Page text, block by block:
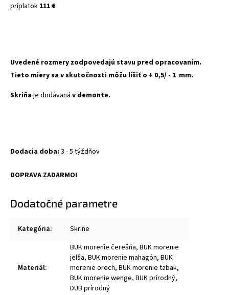
príplatok 111 €.
Uvedené rozmery zodpovedajú stavu pred opracovaním.
Tieto miery sa v skutočnosti môžu líšiť o + 0,5/ - 1 mm.
Skriňaje dodávaná v demonte.
Dodacia doba: 3 - 5 týždňov
DOPRAVA ZADARMO!
Dodatočné parametre
Kategória: Skrine
Materiál:
BUK morenie čerešňa, BUK morenie
jelša, BUK morenie mahagón, BUK
morenie orech, BUK morenie tabak,
BUK morenie wenge, BUK prírodný,
DUB prírodný